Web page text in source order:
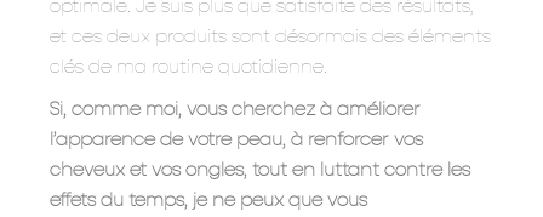
optimale. Je suis plus que satisfaite des résultats,
et ces deux produits sont désormais des éléments
clés de ma routine quotidienne.
Si, comme moi, vous cherchez à améliorer
l’apparence de votre peau, à renforcer vos
cheveux et vos ongles, tout en luttant contre les
effets du temps, je ne peux que vous